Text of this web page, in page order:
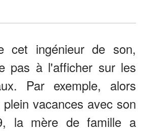
cet ingénieur de son,
pas à l'afficher sur les
Par exemple, alors
plein vacances avec son
la mère de famille a